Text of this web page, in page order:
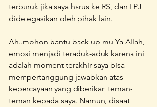
terburuk jika saya harus ke RS, dan LPJ
didelegasikan oleh pihak lain.
Ah..mohon bantu back up mu Ya Allah,
emosi menjadi teraduk-aduk karena ini
adalah moment terakhir saya bisa
mempertanggung jawabkan atas
kepercayaan yang diberikan teman-
teman kepada saya. Namun, disaat